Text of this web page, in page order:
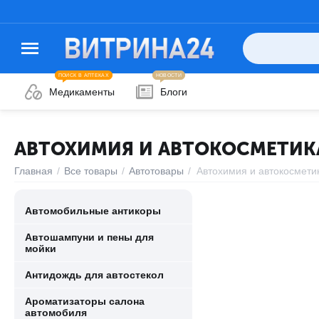
Медикаменты
ПОИСК В АПТЕКАХ
Блоги
НОВОСТИ
АВТОХИМИЯ И
Главная / Все товары / Автотовары / Автохимия и
Автомобильные антикоры
Автошампуни и пены для
мойки
Антидождь для автостекол
Ароматизаторы салона
автомобиля